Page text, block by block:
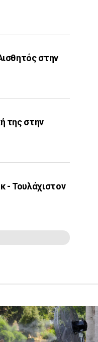
στην
της στην
- Τουλάχιστον